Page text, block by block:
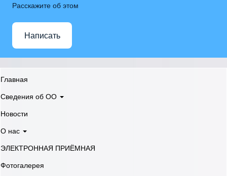
Расскажите об этом
Написать
Главная
Сведения об ОО
Новости
О нас
ЭЛЕКТРОННАЯ ПРИЁМНАЯ
Фотогалерея